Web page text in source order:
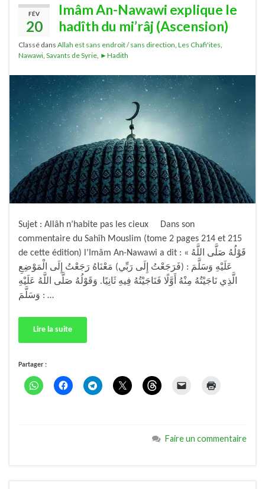
FÉV
20
Imâm An-Nawawi explique le
hadîth du mi’râj (Ascension)
Classé dans Allah est sans endroit / sans direction Les Chafi'ites
Nawawi Savants de Syrie ►Hadith
Sujet : Allâh n’habite pas les cieux Dans son
commentaire du Sahîh Mouslim (tome 2 pages 214 et 215
de cette édition) l’Imâm An-Nawawi a dit : « قَوْلُهُ صَلَّى اللَّهُ
عَلَيْهِ وَسَلَّمَ : (فَرَجَعْتُ إِلَى رَبِّي)‏ ‏مَعْنَاهُ رَجَعْتُ إِلَى الْمَوْضِعِ
الَّذِي نَاجَيْتُهُ مِنْهُ أَوَّلًا فَنَاجَيْتُهُ فِيهِ ثَانِيًا.‏ ‏وَقَوْلُهُ صَلَّى اللَّهُ عَلَيْهِ
وَسَلَّمَ : …
Lire la suite
Partager :
Faire un commentaire